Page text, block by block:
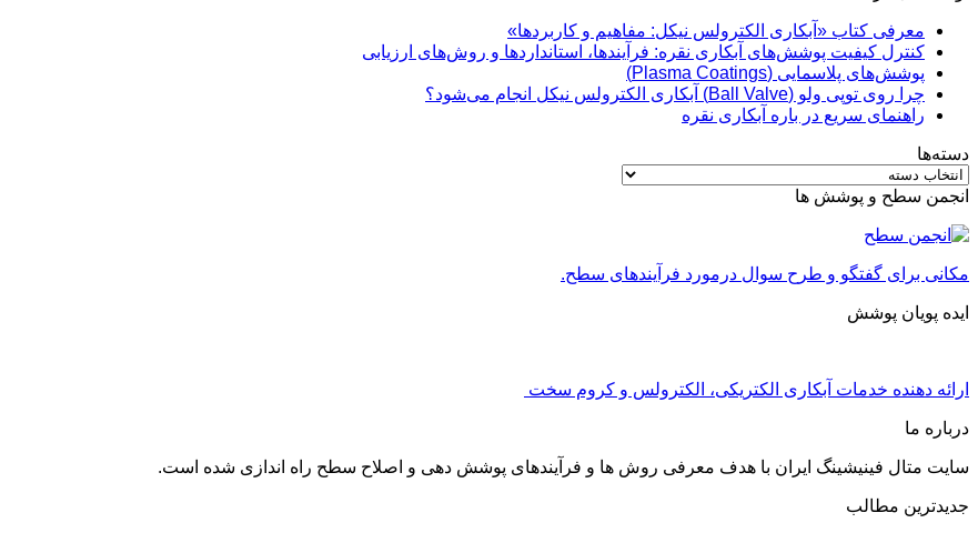
معرفی کتاب «آبکاری الکترولس نیکل: مفاهیم و کاربردها»
کنترل کیفیت پوشش‌های آبکاری نقره: فرآیندها، استانداردها و روش‌های ارزیابی
پوشش‌های پلاسمایی (Plasma Coatings)
چرا روی توپی‌ ولو (Ball Valve) آبکاری الکترولس نیکل انجام می‌شود؟
راهنمای سریع در باره آبکاری نقره
دسته‌ها
دسته‌ها
انجمن سطح و پوشش ها
مکانی برای گفتگو و طرح سوال درمورد فرآیندهای سطح.
ایده پویان پوشش
ارائه دهنده خدمات آبکاری الکتریکی، الکترولس و کروم سخت
درباره ما
سایت متال فینیشینگ ایران با هدف معرفی روش ها و فرآیندهای پوشش دهی و اصلاح سطح راه اندازی شده است.
جدیدترین مطالب